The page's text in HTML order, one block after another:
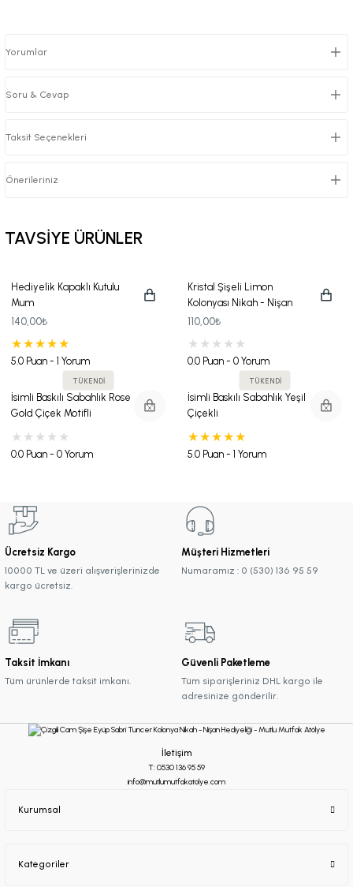
Yorumlar
Soru & Cevap
Taksit Seçenekleri
Önerileriniz
TAVSİYE ÜRÜNLER
Hediyelik Kapaklı Kutulu
Mum
140,00₺
5.0 Puan - 1 Yorum
Kristal Şişeli Limon
Kolonyası Nikah - Nişan
Hediyeliği
110,00₺
0.0 Puan - 0 Yorum
TÜKENDİ
İsimli Baskılı Sabahlık Rose
Gold Çiçek Motifli
0.0 Puan - 0 Yorum
TÜKENDİ
İsimli Baskılı Sabahlık Yeşil
Çiçekli
5.0 Puan - 1 Yorum
Ücretsiz Kargo
10000 TL ve üzeri alışverişlerinizde
kargo ücretsiz.
Müşteri Hizmetleri
Numaramız : 0 (530) 136 95 59
Taksit İmkanı
Tüm ürünlerde taksit imkanı.
Güvenli Paketleme
Tüm siparişleriniz DHL kargo ile
adresinize gönderilir.
İletişim
T: 0530 136 95 59
info@mutlumutfakatolye.com
Kurumsal
Kategoriler